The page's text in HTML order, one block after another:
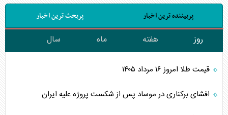
پربیننده ترین اخبار پربحث ترین اخبار
روز هفته ماه سال
قیمت طلا امروز ۱۶ مرداد ۱۴۰۵
افشای برکناری در موساد پس از شکست پروژه علیه ایران